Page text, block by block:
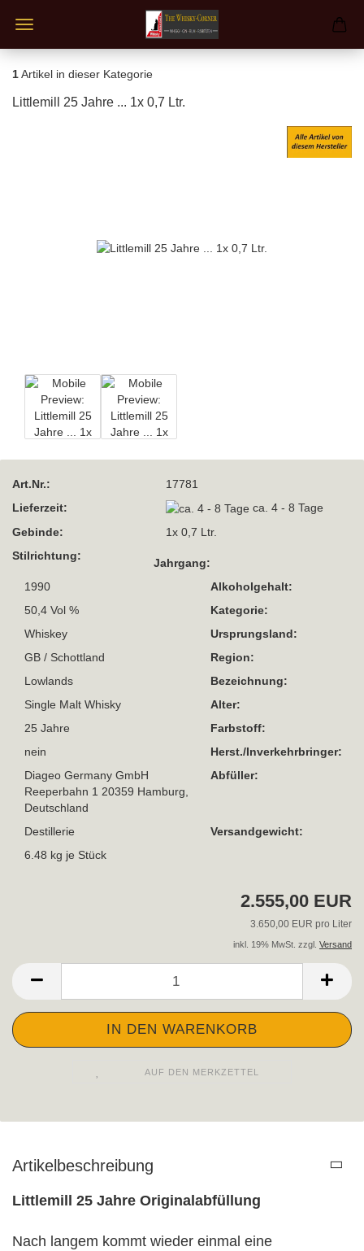
1Artikel in dieser Kategorie
Littlemill 25 Jahre ... 1x 0,7 Ltr.
Art.Nr.:
17781
Lieferzeit:
ca. 4 - 8 Tage
Gebinde:
1x 0,7 Ltr.
Stilrichtung:
Jahrgang:
1990
Alkoholgehalt:
50,4 Vol %
Kategorie:
Whiskey
Ursprungsland:
GB / Schottland
Region:
Lowlands
Bezeichnung:
Single Malt Whisky
Alter:
25 Jahre
Farbstoff:
nein
Herst./Inverkehrbringer:
Diageo Germany GmbH
Reeperbahn 1 20359 Hamburg,
Deutschland
Abfüller:
Destillerie
Versandgewicht:
6.48 kg je Stück
2.555,00 EUR
3.650,00 EUR pro Liter
inkl. 19% MwSt. zzgl. Versand
AUF DEN MERKZETTEL
Artikelbeschreibung
Littlemill 25 Jahre Originalabfüllung
Nach langem kommt wieder einmal eine